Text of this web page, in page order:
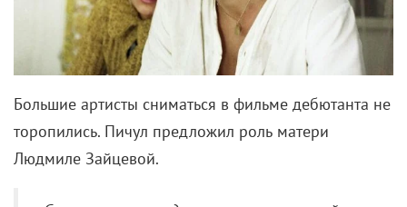
выпускник ВГИКа, Василий Пичул.
Действие будущей картины развивалось вокруг
обычной провинциальной семьи. Отец – водитель
«КамАЗа», который после работы не забывает,
помимо получки, принести в дом и банку спирта.